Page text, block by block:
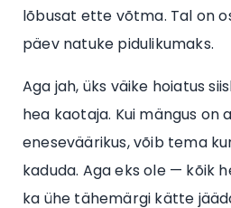
lõbusat ette võtma. Tal on
päev natuke pidulikumaks.
Aga jah, üks väike hoiatus
hea kaotaja. Kui mängus on
eneseväärikus, võib tema
kaduda. Aga eks ole — kõik
ka ühe tähemärgi kätte